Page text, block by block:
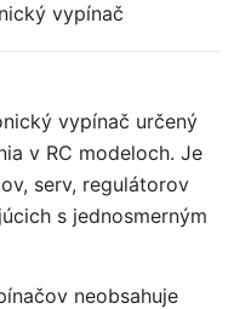
vypínač
vypínač určený
v RC modeloch. Je
serv, regulátorov
s jednosmerným
neobsahuje